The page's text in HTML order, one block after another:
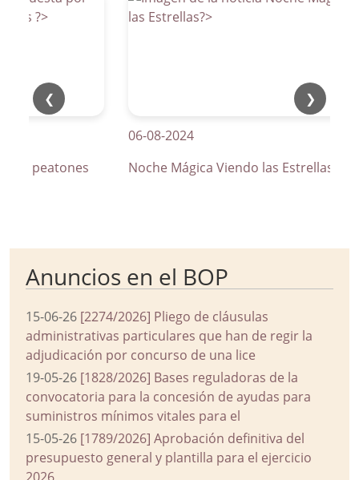
❮ ❯
de peatones
06-08-2024
Noche Mágica Viendo las Estrellas
Anuncios en el BOP
15-06-26 [2274/2026] Pliego de cláusulas
administrativas particulares que han de regir la
adjudicación por concurso de una lice
19-05-26 [1828/2026] Bases reguladoras de la
convocatoria para la concesión de ayudas para
suministros mínimos vitales para el
15-05-26 [1789/2026] Aprobación definitiva del
presupuesto general y plantilla para el ejercicio